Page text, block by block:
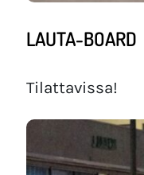
LAUTA-BOARD
Tilattavissa!